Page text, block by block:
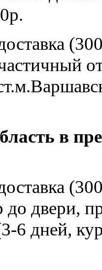
в
до двери,
6 дней,